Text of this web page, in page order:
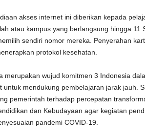
akses internet ini diberikan kepada
atau kampus yang berlangsung hingga 11
sendiri nomor mereka. Penyerahan
protokol kesehatan.
merupakan wujud komitmen 3 Indonesia
untuk mendukung pembelajaran jarak jauh.
pemerintah terhadap percepatan
dan Kebudayaan agar kegiatan
pandemi COVID-19.